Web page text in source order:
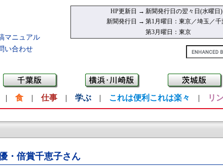
マニュアル
い合わせ
HP更新日 → 新聞発行日の翌々日(水曜日)
新聞発行日 → 第1月曜日：東京／埼玉／
第3月曜日：東京
| 食 | 仕事 | 学ぶ | これは便利これは楽々 | リ
・倍賞千恵子さん